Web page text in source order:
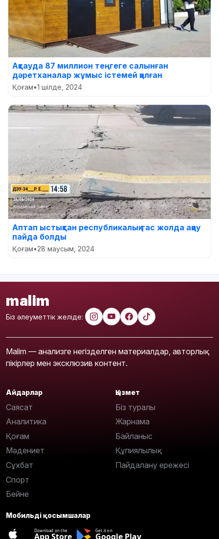
Ақтауда 87 миллион теңгеге салынған
дәретханалар жұмыс істемей қалған
Қоғам•1 шілде, 2024
Аптап ыстықтан республикалық тас жолда ақау
пайда болды
Қоғам•28 маусым, 2024
malim
Біз әлеуметтік желіде:
Malim — анализге негізделген материалдар, авторлық
пікірлер мен эксклюзив контент.
Айдарлар
Саясат
Аналитика
Қоғам
Мәдениет
Сұхбат
Спорт
Бейне
Қызмет
Біз туралы
Жарнама
Байланыс
Құпиялылық
Пайдалану ережесі
Мобильді қосымшалар
Download on the
App Store
Get it on
Google Play